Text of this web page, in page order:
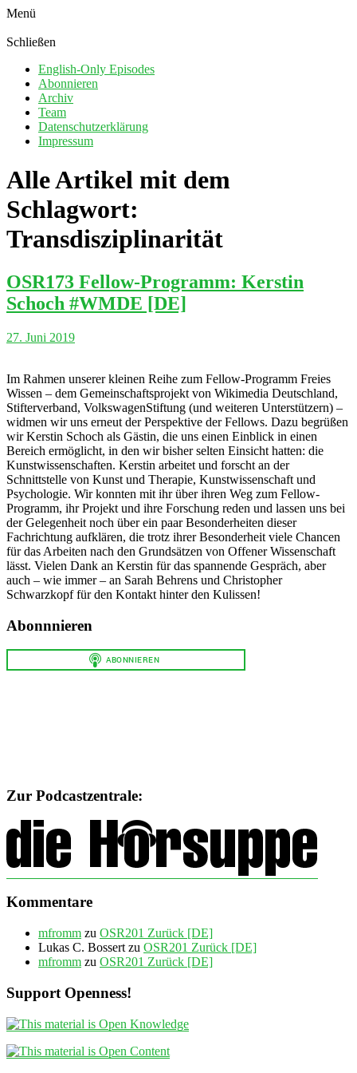
Menü
Schließen
English-Only Episodes
Abonnieren
Archiv
Team
Datenschutzerklärung
Impressum
Alle Artikel mit dem
Schlagwort:
Transdisziplinarität
OSR173 Fellow-Programm: Kerstin
Schoch #WMDE [DE]
27. Juni 2019
Im Rahmen unserer kleinen Reihe zum Fellow-Programm Freies
Wissen – dem Gemeinschaftsprojekt von Wikimedia Deutschland,
Stifterverband, VolkswagenStiftung (und weiteren Unterstützern) –
widmen wir uns erneut der Perspektive der Fellows. Dazu begrüßen
wir Kerstin Schoch als Gästin, die uns einen Einblick in einen
Bereich ermöglicht, in den wir bisher selten Einsicht hatten: die
Kunstwissenschaften. Kerstin arbeitet und forscht an der
Schnittstelle von Kunst und Therapie, Kunstwissenschaft und
Psychologie. Wir konnten mit ihr über ihren Weg zum Fellow-
Programm, ihr Projekt und ihre Forschung reden und lassen uns bei
der Gelegenheit noch über ein paar Besonderheiten dieser
Fachrichtung aufklären, die trotz ihrer Besonderheit viele Chancen
für das Arbeiten nach den Grundsätzen von Offener Wissenschaft
lässt. Vielen Dank an Kerstin für das spannende Gespräch, aber
auch – wie immer – an Sarah Behrens und Christopher
Schwarzkopf für den Kontakt hinter den Kulissen!
Abonnnieren
Zur Podcastzentrale:
Kommentare
mfromm zu OSR201 Zurück [DE]
Lukas C. Bossert zu OSR201 Zurück [DE]
mfromm zu OSR201 Zurück [DE]
Support Openness!